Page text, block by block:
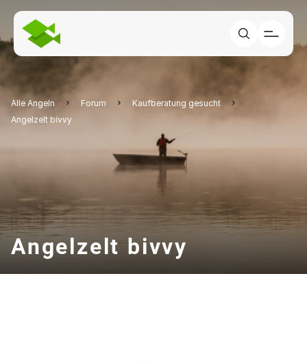
Alle Angeln Forum
Kaufberatung gesucht
Angelzelt bivvy
Angelzelt bivvy